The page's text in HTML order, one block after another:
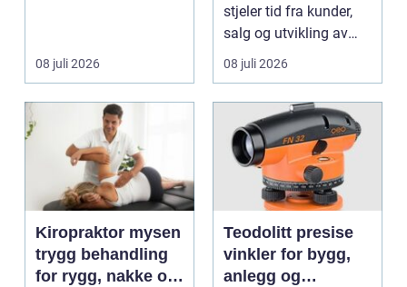
08 juli 2026
stjeler tid fra kunder,
salg og utvikling av
virksomheten. Samt...
08 juli 2026
Kiropraktor mysen
trygg behandling
for rygg, nakke og
Teodolitt presise
vinkler for bygg,
anlegg og